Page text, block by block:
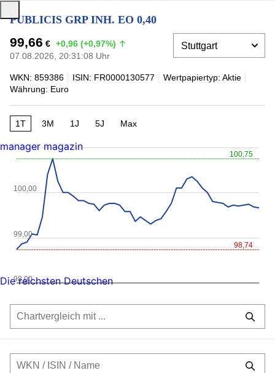
PUBLICIS GRP INH. EO 0,40
99,66 € +0,96 (+0,97%)
07.08.2026, 20:31:08 Uhr
WKN: 859386 ISIN: FR0000130577
Wertpapiertyp: Aktie
Währung: Euro
1T 3M 1J 5J Max
100,75
98,74
98,00
99,00
100,00
manager magazin
Die reichsten Deutschen